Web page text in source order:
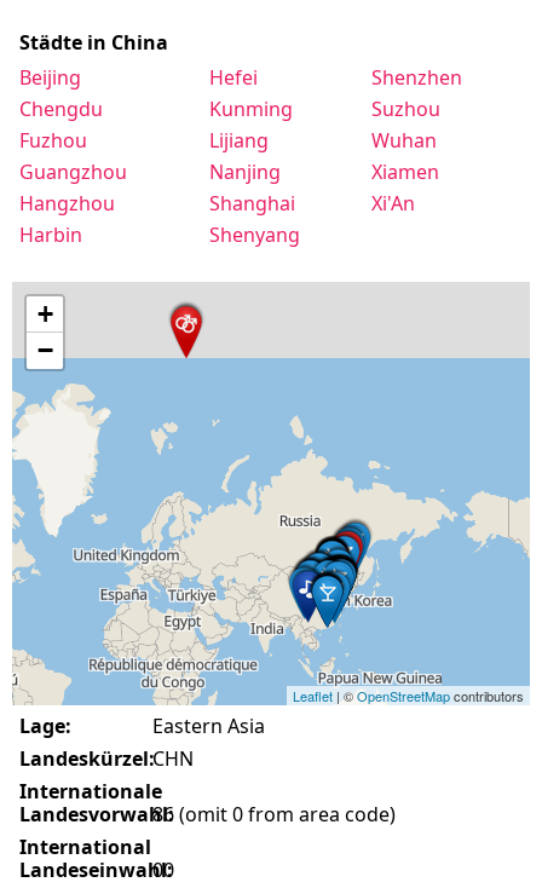
Städte in China
Beijing
Chengdu
Fuzhou
Guangzhou
Hangzhou
Harbin
Hefei
Kunming
Lijiang
Nanjing
Shanghai
Shenyang
Shenzhen
Suzhou
Wuhan
Xiamen
Xi'An
+
−
Leaflet | ©OpenStreetMapcontributors
Lage:
Eastern Asia
Landeskürzel:CHN
Internationale
Landesvorwahl:86 (omit 0 from area code)
International
Landeseinwahl:
00